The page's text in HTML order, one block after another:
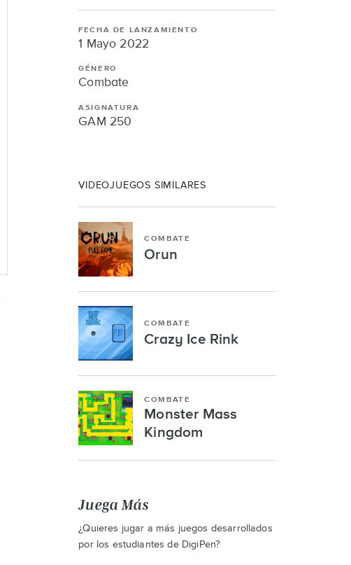
FACEBOOK
TWITTER
FECHA DE LANZAMIENTO
1 Mayo 2022
GÉNERO
Combate
ASIGNATURA
GAM 250
VIDEOJUEGOS SIMILARES
COMBATE
Orun
COMBATE
Crazy Ice Rink
COMBATE
Monster Mass
Kingdom
Juega Más
¿Quieres jugar a más juegos desarrollados
por los estudiantes de DigiPen?